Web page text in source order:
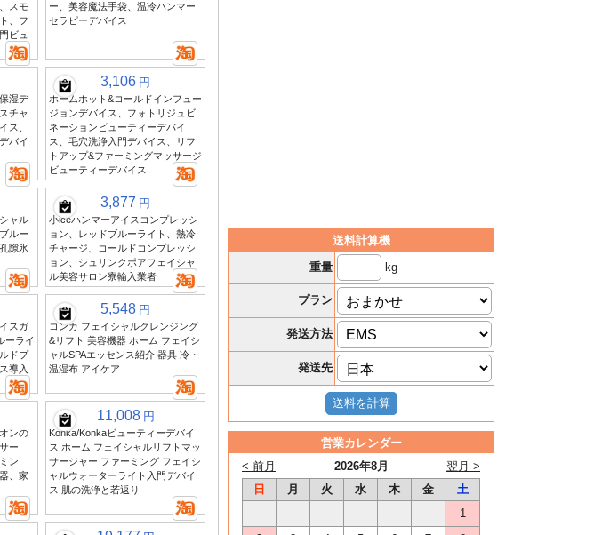
スモ
、フ
ビュ
ー、美容魔法手袋、温冷ハンマー
セラピーデバイス
湿デ
チャ
ス、
バイ
3,106 円
ホームホット&コールドインフュー
ジョンデバイス、フォトリジュビ
ネーションビューティーデバイ
ス、毛穴洗浄入門デバイス、リフ
トアップ&ファーミングマッサージ
ビューティーデバイス
ャル
ルー
隙氷
3,877 円
小iceハンマーアイスコンプレッシ
ョン、レッドブルーライト、熱冷
チャージ、コールドコンプレッシ
ョン、シュリンクポアフェイシャ
ル美容サロン寮輸入業者
スガ
ーライ
ドプ
導入
5,548 円
コンカ フェイシャルクレンジング
&リフト 美容機器 ホーム フェイシ
ャルSPAエッセンス紹介 器具 冷・
温湿布 アイケア
ンの
ー
ン
、家
11,008 円
Konka/Konkaビューティーデバイ
ス ホーム フェイシャルリフトマッ
サージャー ファーミング フェイシ
ャルウォーターライト入門デバイ
ス 肌の洗浄と若返り
送料計算機
重量
kg
プラン
発送方法
発送先
営業カレンダー
2026年8月
< 前月
翌月 >
日
月 火 水 木 金
土
1